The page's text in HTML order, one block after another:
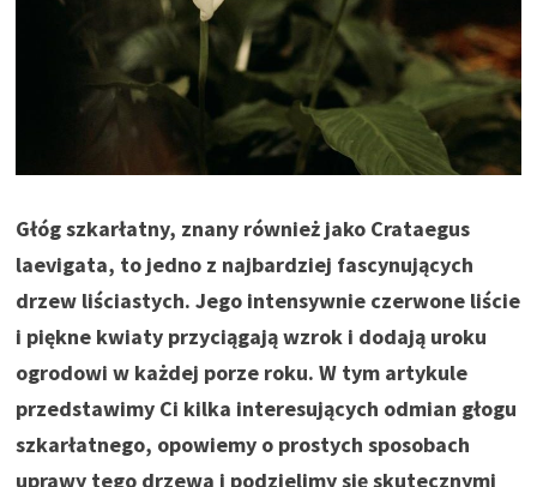
Głóg szkarłatny, znany również jako Crataegus
laevigata, to jedno z najbardziej fascynujących
drzew liściastych. Jego intensywnie czerwone liście
i piękne kwiaty przyciągają wzrok i dodają uroku
ogrodowi w każdej porze roku. W tym artykule
przedstawimy Ci kilka interesujących odmian głogu
szkarłatnego, opowiemy o prostych sposobach
uprawy tego drzewa i podzielimy się skutecznymi